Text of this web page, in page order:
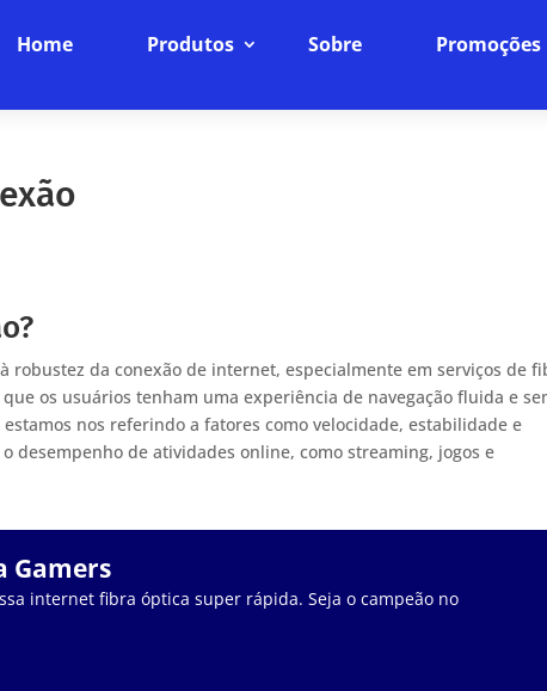
Home Produtos Sobre Promoções
robustez da conexão de internet, especialmente em serviços de
os usuários tenham uma experiência de navegação fluida e
nos referindo a fatores como velocidade, estabilidade e
desempenho de atividades online, como streaming, jogos e
Gamers
internet fibra óptica super rápida. Seja o campeão no